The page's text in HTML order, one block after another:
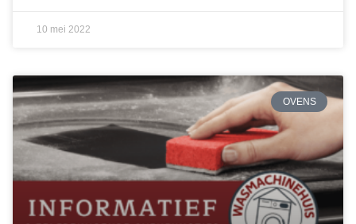
10 mei 2022
OVENS